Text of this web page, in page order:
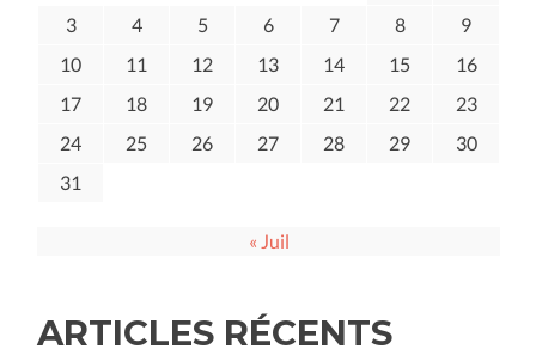
3
4 5 6 7 8
9
10
11 12 13 14 15
16
17
18 19 20 21 22
23
24
25 26 27 28 29
30
31
« Juil
ARTICLES RÉCENTS